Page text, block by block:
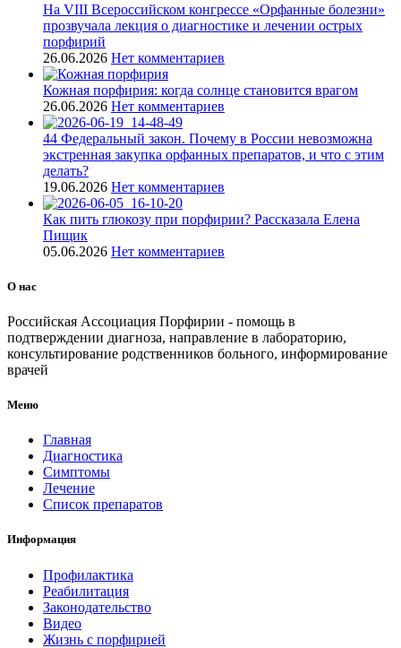
На VIII Всероссийском конгрессе «Орфанные болезни»
прозвучала лекция о диагностике и лечении острых
порфирий
26.06.2026 Нет комментариев
Кожная порфирия: когда солнце становится врагом
26.06.2026 Нет комментариев
44 Федеральный закон. Почему в России невозможна
экстренная закупка орфанных препаратов, и что с этим
делать?
19.06.2026 Нет комментариев
Как пить глюкозу при порфирии? Рассказала Елена
Пищик
05.06.2026 Нет комментариев
О нас
Российская Ассоциация Порфирии - помощь в
подтверждении диагноза, направление в лабораторию,
консультирование родственников больного, информирование
врачей
Меню
Главная
Диагностика
Симптомы
Лечение
Список препаратов
Информация
Профилактика
Реабилитация
Законодательство
Видео
Жизнь с порфирией